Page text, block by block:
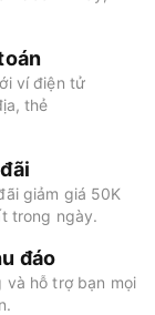
ví điện tử
thẻ
giảm giá 50K
trong ngày.
đáo
và hỗ trợ bạn mọi